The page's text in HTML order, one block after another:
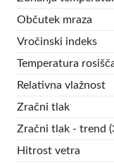
Občutek mraza
Vročinski indeks
Temperatura
Relativna vlažnost
Zračni tlak
Zračni tlak - trend
Hitrost vetra